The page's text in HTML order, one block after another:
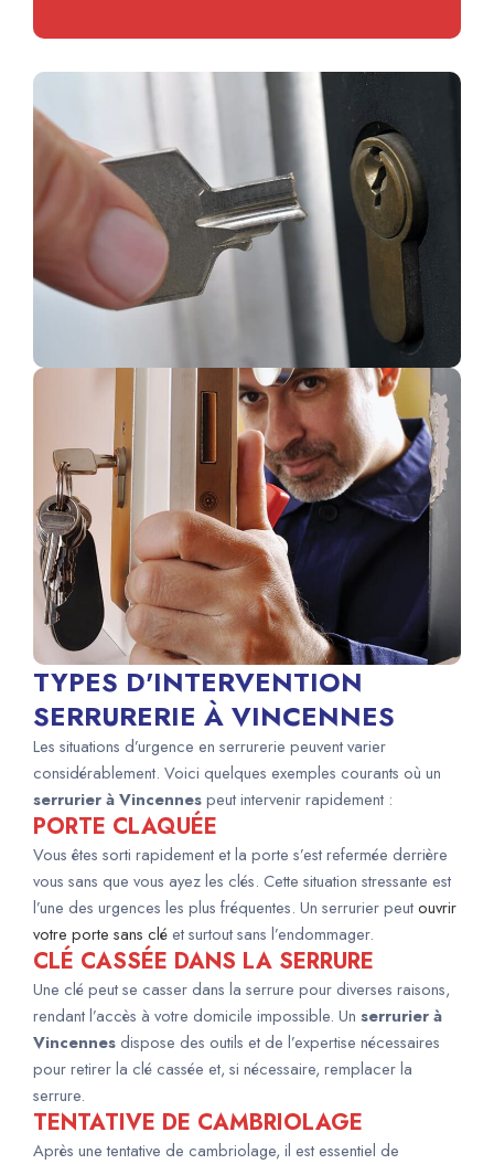
TYPES D'INTERVENTION
SERRURERIE À VINCENNES
Les situations d’urgence en serrurerie peuvent varier
considérablement. Voici quelques exemples courants où un
serrurier à Vincennespeut intervenir rapidement :
PORTE CLAQUÉE
Vous êtes sorti rapidement et la porte s’est refermée derrière
vous sans que vous ayez les clés. Cette situation stressante est
l’une des urgences les plus fréquentes. Un serrurier peutouvrir
votre porte sans cléet surtout sans l’endommager.
CLÉ CASSÉE DANS LA SERRURE
Une clé peut se casser dans la serrure pour diverses raisons,
rendant l’accès à votre domicile impossible. Un serrurier à
Vincennesdispose des outils et de l’expertise nécessaires
pour retirer la clé cassée et, si nécessaire, remplacer la
serrure.
TENTATIVE DE CAMBRIOLAGE
Après une tentative de cambriolage, il est essentiel de